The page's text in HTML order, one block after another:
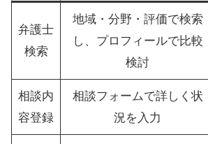
弁護士
検索
地域・分野・評価で検索
し、プロフィールで比較
検討
相談内
容登録
相談フォームで詳しく状
況を入力